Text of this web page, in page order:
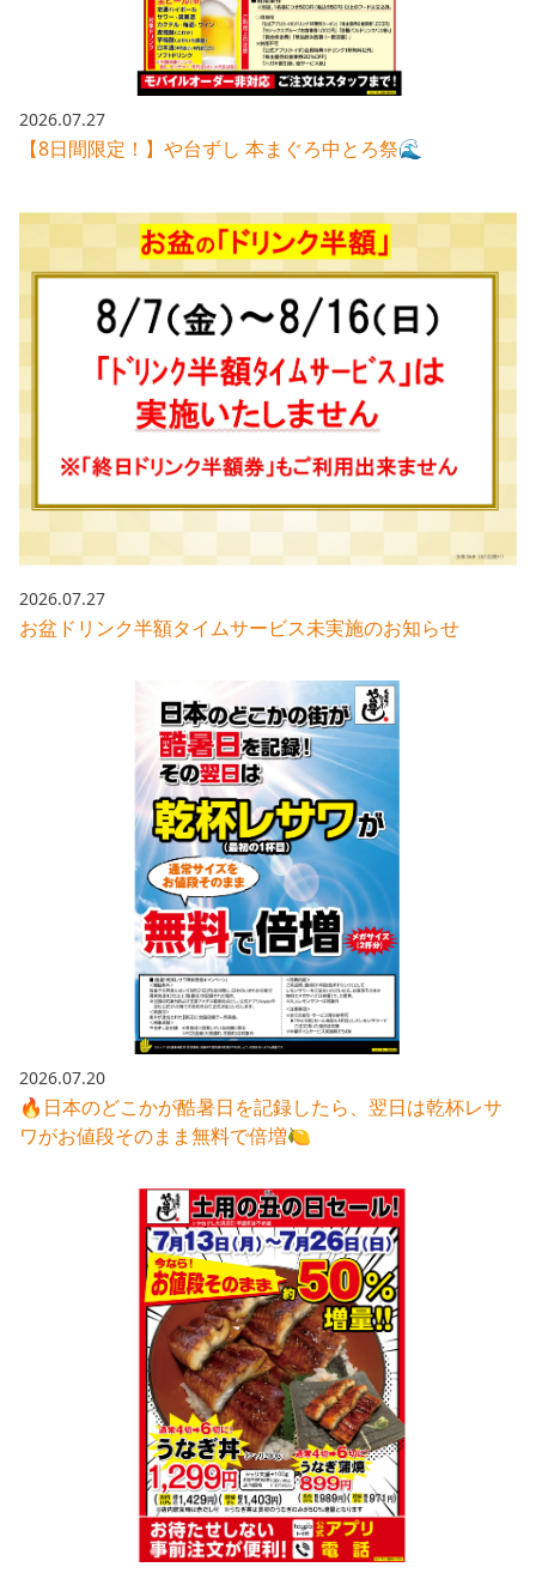
その他IR資料
適時開示資料
IRお問い合わせ
2026.07.27
【8日間限定！】や台ずし 本まぐろ中とろ祭🌊
2026.07.27
お盆ドリンク半額タイムサービス未実施のお知らせ
2026.07.20
🔥日本のどこかが酷暑日を記録したら、翌日は乾杯レサ
ワがお値段そのまま無料で倍増🍋